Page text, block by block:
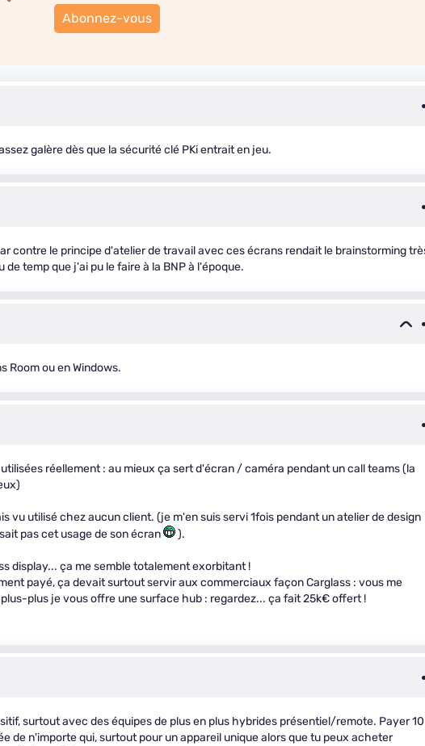
Abonnez-vous
galère dès que la sécurité clé PKi entrait en jeu.
contre le principe d'atelier de travail avec ces écrans rendait le brainstorming
temp que j'ai pu le faire à la BNP à l'époque.
Room ou en Windows.
réellement : au mieux ça sert d'écran / caméra pendant un call teams (la
vu utilisé chez aucun client. (je m'en suis servi 1fois pendant un atelier de design
pas cet usage de son écran
).
display... ça me semble totalement exorbitant !
payé, ça devait surtout servir aux commerciaux façon Carglass : vous me
plus je vous offre une surface hub : regardez... ça fait 25k€ offert !
surtout avec des équipes de plus en plus hybrides présentiel/remote. Payer
de n'importe qui, surtout pour un appareil unique alors que tu peux acheter